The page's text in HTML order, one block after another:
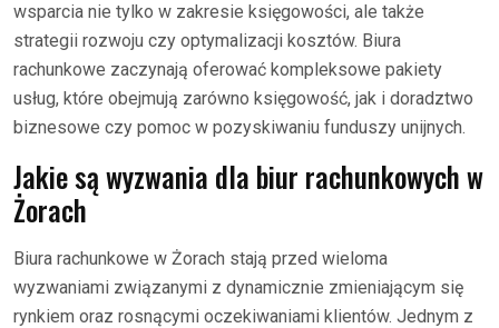
wsparcia nie tylko w zakresie księgowości, ale także
strategii rozwoju czy optymalizacji kosztów. Biura
rachunkowe zaczynają oferować kompleksowe pakiety
usług, które obejmują zarówno księgowość, jak i doradztwo
biznesowe czy pomoc w pozyskiwaniu funduszy unijnych.
Jakie są wyzwania dla biur rachunkowych w
Żorach
Biura rachunkowe w Żorach stają przed wieloma
wyzwaniami związanymi z dynamicznie zmieniającym się
rynkiem oraz rosnącymi oczekiwaniami klientów. Jednym z